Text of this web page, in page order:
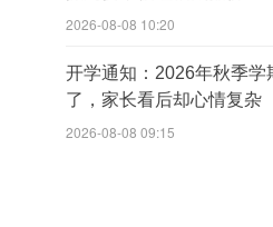
2026-08-08 10:20
开学通知：2026年秋季学
了，家长看后却心情复杂
2026-08-08 09:15